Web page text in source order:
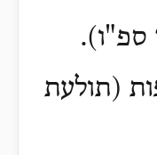
ספ"ו).
(תולעת